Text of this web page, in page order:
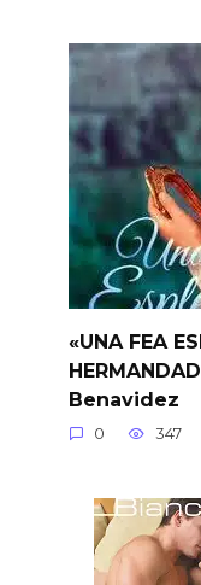
«UNA FEA
Benavidez
0 347